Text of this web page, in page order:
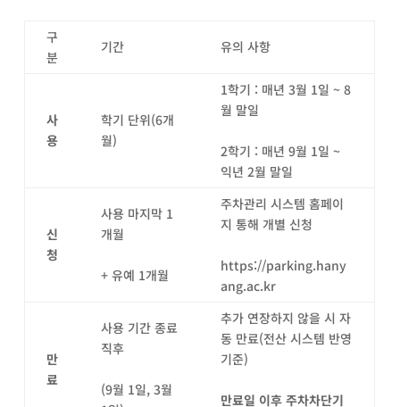
구
분
기간 유의 사항
사
용
학기 단위(6개
월)
1학기 : 매년 3월 1일 ~ 8
월 말일
2학기 : 매년 9월 1일 ~
익년 2월 말일
신
청
사용 마지막 1
개월
+ 유예 1개월
주차관리 시스템 홈페이
지 통해 개별 신청
https://parking.hany
ang.ac.kr
만
료
사용 기간 종료
직후
(9월 1일, 3월
추가 연장하지 않을 시 자
동 만료(전산 시스템 반영
기준)
만료일 이후 주차차단기